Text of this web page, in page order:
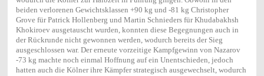
beiden verlorenen Gewichtsklassen +90 kg und -81 kg Christopher
Grove für Patrick Hollenberg und Martin Schnieders für Khudabakhsh
Khokiroev ausgetauscht wurden, konnten diese Begegnungen auch in
der Rückrunde nicht gewonnen werden, wodurch bereits der Sieg
ausgeschlossen war. Der erneute vorzeitige Kampfgewinn von Nazarov
-73 kg machte noch einmal Hoffnung auf ein Unentschieden, jedoch
hatten auch die Kölner ihre Kämpfer strategisch ausgewechselt, wodurch